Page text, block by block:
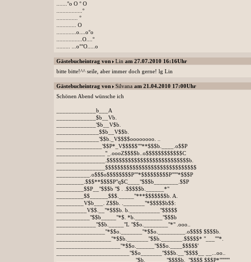
.......°o O ° O
.................°
.............. °
............. O
.............o....o°o
.................O....°
......... ...o°°O.....o
Gästebucheintrag von Lin am 27.07.2010 16:16Uhr
bitte bitte!^^ seile, aber immer doch gerne! lg Lin
Gästebucheintrag von Silvana am 21.04.2010 17:00Uhr
Schönen Abend wünsche ich
_____________b___A
_____________$b__Vb.
_____________'$b__V$b.
______________$$b__V$$b.
______________'$$b._V$$$$oooooooo. ..
_______________'$$P*_V$$$$$""**$$$b.____.o$$P
________________"_.oooZ$$$$b..o$$$$$$$$$$$$C
________________.$$$$$$$$$$$$$$$$$$$$$$$$$$$b.
________________$$$$$$$$$$$$$$$$$$$$$$$$$$$$$$
___________.o$$$o$$$$$$$$P""*$$$$$$$$$P"""*$$$P
_________.$$$**$$$$P"q$C____"$$$b________.$$P
_________$$P__"$$$b "$ . .$$$$$b.______*"
_________$$______$$$._____"***$$$$$$$b. A.
_________V$b___. Z$$b. ._______"*$$$$$b$$:
__________V$$.__"*$$$b. b.__________"$$$$$
___________"$$b_____"*$. *b._________"$$$b
_____________"$$b._____"L "$$o.________"*" .ooo..
________________"*$$o._______"*$$o._________.o$$$$ $$$$b.
__________________"*$$b._______"$$b._______.$$$$$* "___""*.
_____________________"*$$o.______"$$$o.____$$$$$'
________________________"$$o_______"$$$b.__"$$$$__ __...oo..
__________________________"$b._______"$$$$b._"$$$$ $$$P*"""""